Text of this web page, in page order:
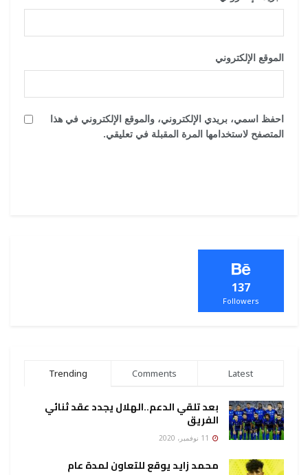
الموقع الإلكتروني
احفظ اسمي، بريدي الإلكتروني، والموقع الإلكتروني في هذا
المتصفح لاستخدامها المرة المقبلة في تعليقي.
137
Followers
Trending Comments Latest
بعد تلقي الدعم..الهلال يجدد عقد ثنائي
الفريق
محمد زايد يوقع للتعاون لمدة عام